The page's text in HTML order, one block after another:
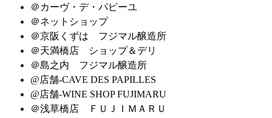
＠カーヴ・デ・パピーユ
＠ネットショップ
＠京阪くずは フジマル醸造所
＠天満橋店 ショップ＆デリ
＠島之内 フジマル醸造所
@店舗-CAVE DES PAPILLES
@店舗-WINE SHOP FUJIMARU
＠浅草橋店 ＦＵＪＩＭＡＲＵ